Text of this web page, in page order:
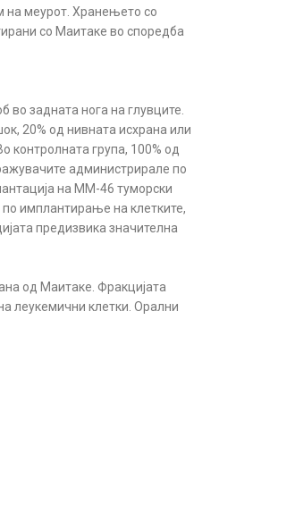
на меурот. Хранењето со
со Маитаке во споредба
во задната нога на глувците.
20% од нивната исхрана или
контролната група, 100% од
администрирале по
на ММ-46 туморски
имплантирање на клетките,
предизвика значителна
од Маитаке. Фракцијата
леукемични клетки. Орални